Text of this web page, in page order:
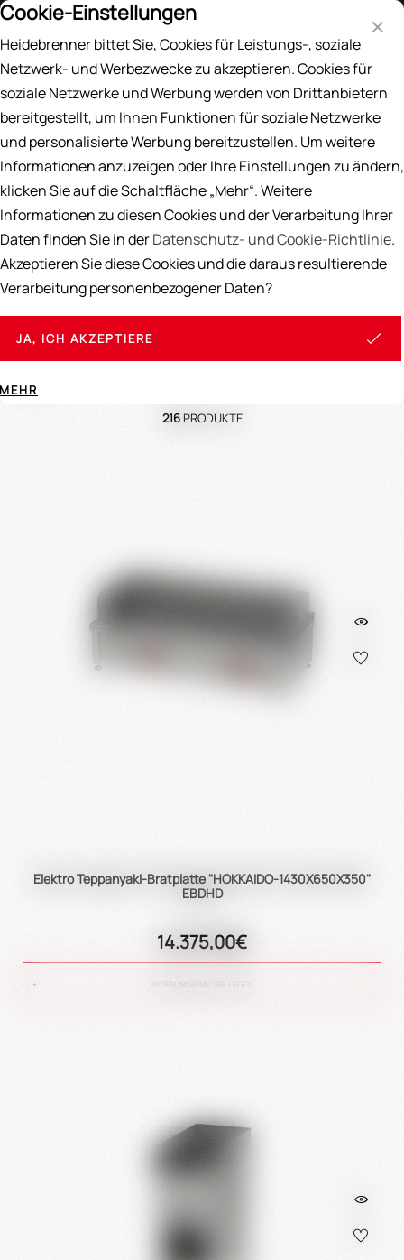
Preisliste
Suche
Home /Braten
Braten
Hier finden Sie alle Geräte, die - entweder von Haus aus
oder mit spezifischen Aufsätzen - zum Braten geeignet
sind.
Sortieren Ansicht
Seiten:
1 2 3
216PRODUKTE
Elektro Teppanyaki-Bratplatte "HOKKAIDO-1430X650X350"
EBDHD
14.375,00€
IN DEN WARENKORB LEGEN
Cookie-Einstellungen
Heidebrenner bittet Sie, Cookies für Leistungs-, soziale
Netzwerk- und Werbezwecke zu akzeptieren. Cookies für
soziale Netzwerke und Werbung werden von Drittanbietern
bereitgestellt, um Ihnen Funktionen für soziale Netzwerke
und personalisierte Werbung bereitzustellen. Um weitere
Informationen anzuzeigen oder Ihre Einstellungen zu ändern,
klicken Sie auf die Schaltfläche „Mehr“. Weitere
Informationen zu diesen Cookies und der Verarbeitung Ihrer
Daten finden Sie in derDatenschutz- und Cookie-Richtlinie.
Akzeptieren Sie diese Cookies und die daraus resultierende
Verarbeitung personenbezogener Daten?
JA, ICH AKZEPTIERE
MEHR